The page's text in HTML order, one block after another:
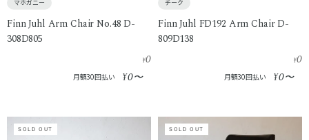
マホガニー
Finn Juhl Arm Chair No.48 D-
308D805
¥0
月額30回払い ¥0〜
チーク
Finn Juhl FD192 Arm Chair D-
809D138
¥0
月額30回払い ¥0〜
SOLD OUT SOLD OUT